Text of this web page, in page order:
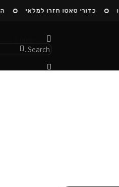
כדורי טאטו חזרו למלאי
0